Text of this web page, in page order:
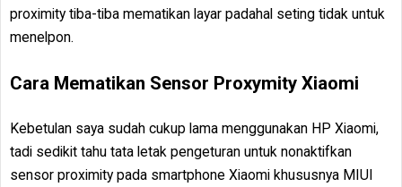
proximity tiba-tiba mematikan layar padahal seting tidak untuk
menelpon.
Cara Mematikan Sensor Proxymity Xiaomi
Kebetulan saya sudah cukup lama menggunakan HP Xiaomi,
tadi sedikit tahu tata letak pengeturan untuk nonaktifkan
sensor proximity pada smartphone Xiaomi khususnya MIUI